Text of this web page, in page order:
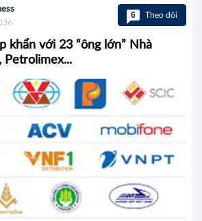
6 Theo dõi
khẩn với 23 “ông lớn” Nhà
Petrolimex...